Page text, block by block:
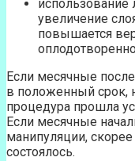
использование
увеличение
повышается
Если месячные
в положенный срок,
процедура прошла
Если месячные
манипуляции,
состоялось.